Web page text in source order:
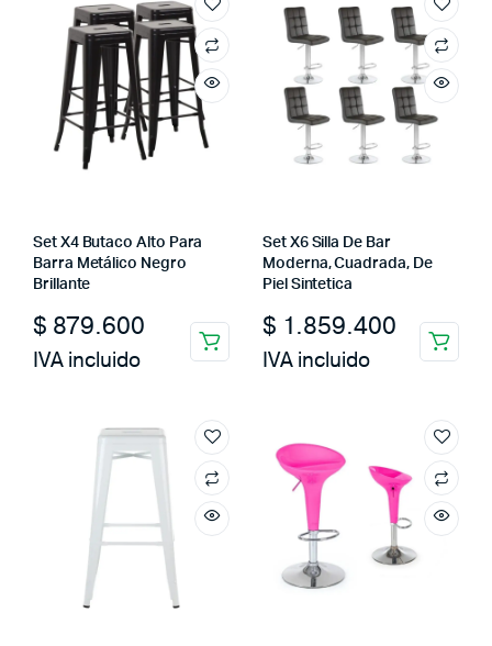
Set X4 Butaco Alto Para
Barra Metálico Negro
Brillante
$ 879.600
IVA incluido
Set X6 Silla De Bar
Moderna, Cuadrada, De
Piel Sintetica
$ 1.859.400
IVA incluido